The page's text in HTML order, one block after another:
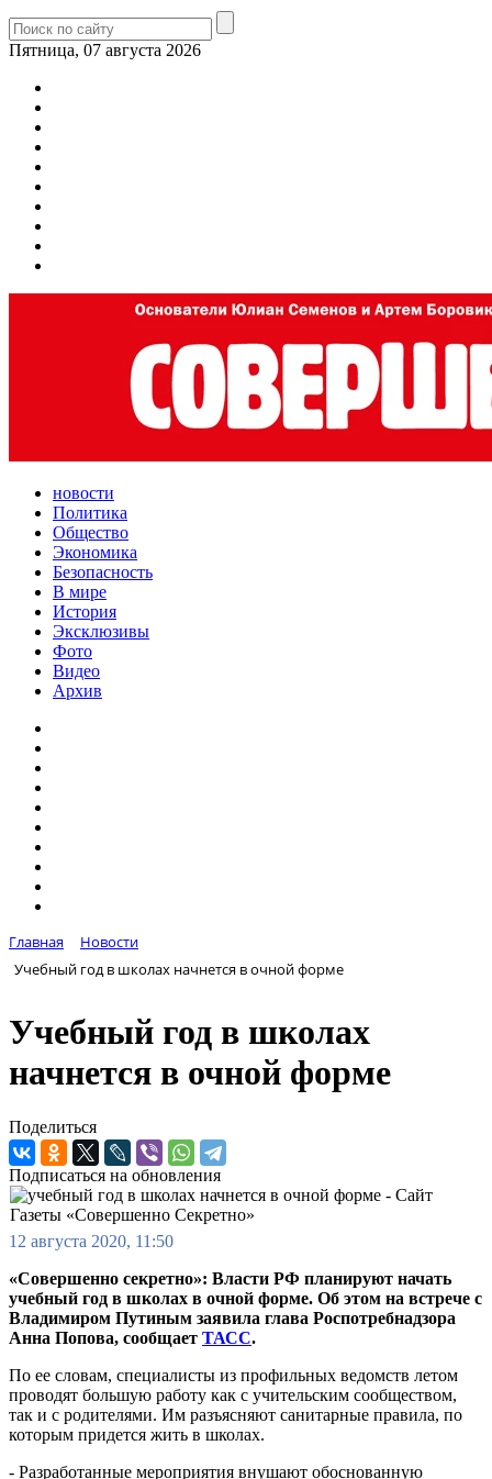
Пятница, 07 августа 2026
новости
Политика
Общество
Экономика
Безопасность
В мире
История
Эксклюзивы
Фото
Видео
Архив
Главная
Новости
Учебный год в школах начнется в очной форме
Учебный год в школах
начнется в очной форме
Поделиться
Подписаться на обновления
12 августа 2020, 11:50
«Совершенно секретно»: Власти РФ планируют начать
учебный год в школах в очной форме. Об этом на встрече с
Владимиром Путиным заявила глава Роспотребнадзора
Анна Попова, сообщает ТАСС.
По ее словам, специалисты из профильных ведомств летом
проводят большую работу как с учительским сообществом,
так и с родителями. Им разъясняют санитарные правила, по
которым придется жить в школах.
- Разработанные мероприятия внушают обоснованную